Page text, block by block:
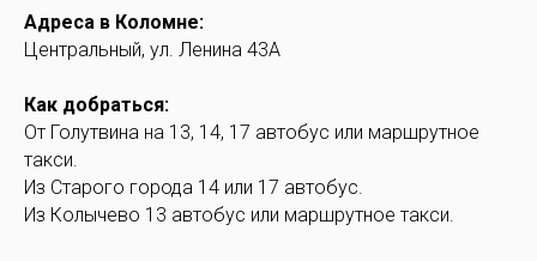
Адреса в Коломне:
Центральный, ул. Ленина 43А
Как добраться:
От Голутвина на 13, 14, 17 автобус или маршрутное
такси.
Из Старого города 14 или 17 автобус.
Из Колычево 13 автобус или маршрутное такси.